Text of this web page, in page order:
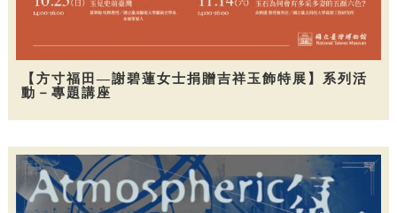
【方寸福田—謝碧蓮女士捐贈吉祥玉飾特展】系列活
動－專題講座